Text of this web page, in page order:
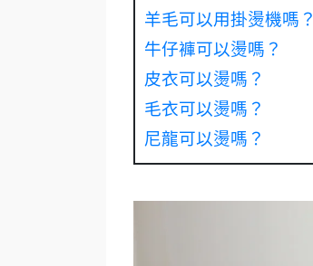
羊毛可以用掛燙機嗎？
牛仔褲可以燙嗎？
皮衣可以燙嗎？
毛衣可以燙嗎？
尼龍可以燙嗎？